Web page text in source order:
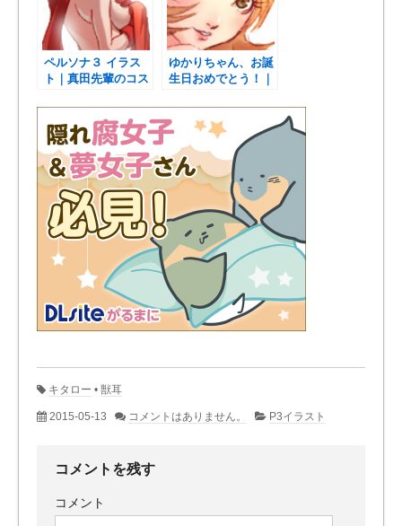
ペルソナ３ イラス
ト｜真田先輩のコス
子。
ゆかりちゃん、お誕
生日おめでとう！｜
キタロー • 獣耳
2015-05-13 コメントはありません。 P3イラスト
コメントを残す
コメント